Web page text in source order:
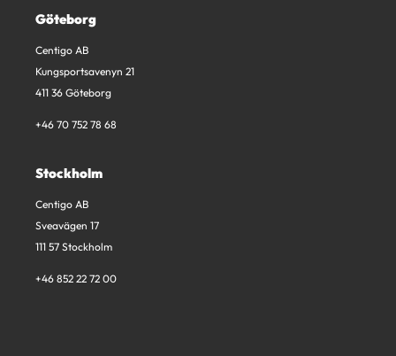
Göteborg
Centigo AB
Kungsportsavenyn 21
411 36 Göteborg
+46 70 752 78 68
Stockholm
Centigo AB
Sveavägen 17
111 57 Stockholm
+46 852 22 72 00